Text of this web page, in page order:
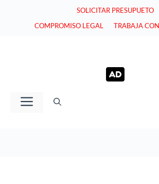
SOLICITAR PRESUPUETO
COMPROMISO LEGAL
TRABAJA
Menú